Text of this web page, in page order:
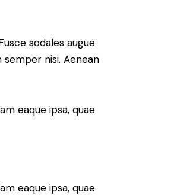
sodales augue
nisi. Aenean
eaque ipsa, quae
eaque ipsa, quae